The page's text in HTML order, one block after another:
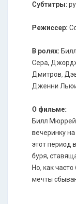
Cубтитры:
Режиссер:
В ролях:
Сера,
Дмитров,
Дженни
О фильме:
Билл Мюррей
вечеринку
этот период
буря,
Но, как
мечты